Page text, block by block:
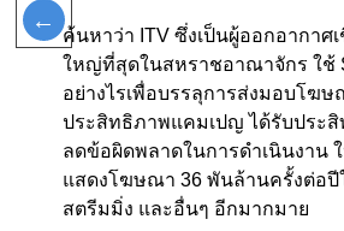
ค้นหาว่า ITV ซึ่งเป็นผู้ออกอากาศ
ใหญ่ที่สุดในสหราชอาณาจักร ใช้
อย่างไรเพื่อบรรลุการส่งมอบโฆ
ประสิทธิภาพแคมเปญ ได้รับประ
ลดข้อผิดพลาดในการดำเนินงาน
แสดงโฆษณา 36 พันล้านครั้งต่อ
สตรีมมิ่ง และอื่นๆ อีกมากมาย